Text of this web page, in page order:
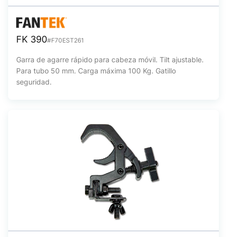
FK 390#F70EST261
Garra de agarre rápido para cabeza móvil. Tilt ajustable.
Para tubo 50 mm. Carga máxima 100 Kg. Gatillo
seguridad.